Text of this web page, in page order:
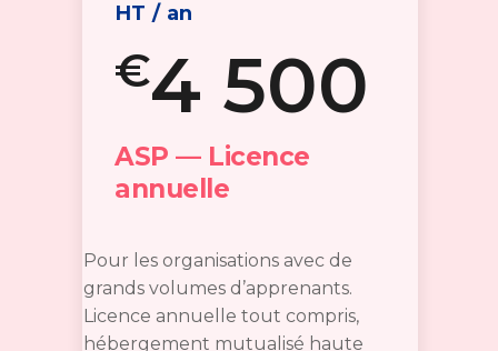
HT / an
€4 500
ASP — Licence
annuelle
Pour les organisations avec de
grands volumes d’apprenants.
Licence annuelle tout compris,
hébergement mutualisé haute